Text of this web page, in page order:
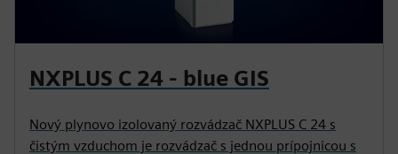
NXPLUS C 24 - blue GIS
Nový plynovo izolovaný rozvádzač NXPLUS C 24 s
čistým vzduchom je rozvádzač s jednou prípojnicou s